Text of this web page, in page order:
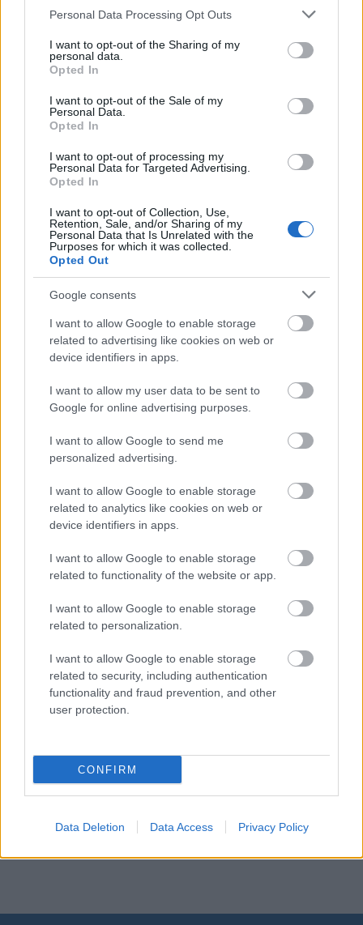
Please note that this website/app uses one or more Google
not limited to your visit or usage behaviour. You may click to
grant or deny consent to Google and its third-party tags to
use your data for below specified purposes in below Google
consent section.
Personal Data Processing Opt Outs
I want to opt-out of the Sharing of my
personal data.
Opted In
I want to opt-out of the Sale of my
Personal Data.
Opted In
I want to opt-out of processing my
Personal Data for Targeted Advertising.
Opted In
I want to opt-out of Collection, Use,
Retention, Sale, and/or Sharing of my
Personal Data that Is Unrelated with the
Purposes for which it was collected.
Opted Out
Google consents
I want to allow Google to enable storage
related to advertising like cookies on web or
device identifiers in apps.
I want to allow my user data to be sent to
Google for online advertising purposes.
I want to allow Google to send me
personalized advertising.
I want to allow Google to enable storage
related to analytics like cookies on web or
device identifiers in apps.
I want to allow Google to enable storage
related to functionality of the website or app.
I want to allow Google to enable storage
related to personalization.
I want to allow Google to enable storage
related to security, including authentication
functionality and fraud prevention, and other
user protection.
CONFIRM
Data Deletion Data Access Privacy Policy
Vad kan man som deltagare förvänta sig att få
– En fantastisk helg i fin miljö. Sen tror vi att
skidkunskap från under en så kort helg. Men
det kommer även bli mycket skidglädje.
Lägret passar alla deltagare, både de som är
de som redan åker skidor och kanske vill bli en
bättre Vasaloppsåkare.
Har man inte möjlighet att vara med på lägret
eller man kanske helt enkelt vill ha en helg eller
vecka för att bara komma i väg och njuta av
längdskidåkning så finns det bra erbjudanden
inför sportloven på Voksenåsen.
Läs mer om vinteraktiviteterna på Voksenåsen
Här anmäler du dig till Vasaloppslägret
är beläget längst ner i mitten på bilden.